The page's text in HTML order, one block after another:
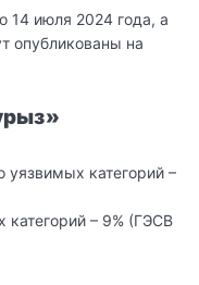
14 июля 2024 года, а
опубликованы на
уязвимых категорий –
категорий – 9% (ГЭСВ